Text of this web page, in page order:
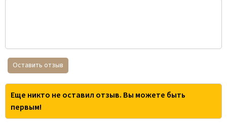
Оставить отзыв
Еще никто не оставил отзыв. Вы можете быть
первым!